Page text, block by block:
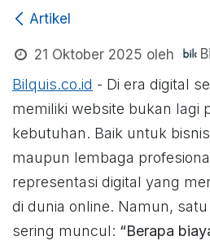
Artikel
21 Oktober 2025 oleh
Bilquis.co.id - Di era digital
memiliki website bukan lagi
kebutuhan. Baik untuk
maupun lembaga
representasi digital yang
di dunia online. Namun,
sering muncul: “Berapa